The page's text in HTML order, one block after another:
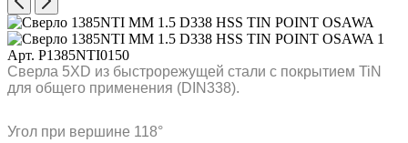
Арт. P1385NTI0150
Сверла 5XD из быстрорежущей стали с покрытием TiN
для общего применения (DIN338).
Угол при вершине 118°